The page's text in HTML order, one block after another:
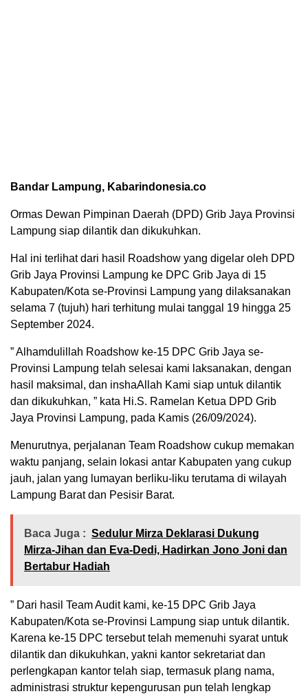
Bandar Lampung, Kabarindonesia.co
Ormas Dewan Pimpinan Daerah (DPD) Grib Jaya Provinsi
Lampung siap dilantik dan dikukuhkan.
Hal ini terlihat dari hasil Roadshow yang digelar oleh DPD
Grib Jaya Provinsi Lampung ke DPC Grib Jaya di 15
Kabupaten/Kota se-Provinsi Lampung yang dilaksanakan
selama 7 (tujuh) hari terhitung mulai tanggal 19 hingga 25
September 2024.
” Alhamdulillah Roadshow ke-15 DPC Grib Jaya se-
Provinsi Lampung telah selesai kami laksanakan, dengan
hasil maksimal, dan inshaAllah Kami siap untuk dilantik
dan dikukuhkan, ” kata Hi.S. Ramelan Ketua DPD Grib
Jaya Provinsi Lampung, pada Kamis (26/09/2024).
Menurutnya, perjalanan Team Roadshow cukup memakan
waktu panjang, selain lokasi antar Kabupaten yang cukup
jauh, jalan yang lumayan berliku-liku terutama di wilayah
Lampung Barat dan Pesisir Barat.
Baca Juga : Sedulur Mirza Deklarasi Dukung
Mirza-Jihan dan Eva-Dedi, Hadirkan Jono Joni dan
Bertabur Hadiah
” Dari hasil Team Audit kami, ke-15 DPC Grib Jaya
Kabupaten/Kota se-Provinsi Lampung siap untuk dilantik.
Karena ke-15 DPC tersebut telah memenuhi syarat untuk
dilantik dan dikukuhkan, yakni kantor sekretariat dan
perlengkapan kantor telah siap, termasuk plang nama,
administrasi struktur kepengurusan pun telah lengkap